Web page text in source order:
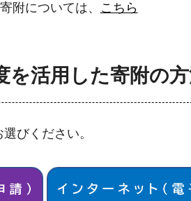
附については、
こちら
を活用した寄附の
びください。